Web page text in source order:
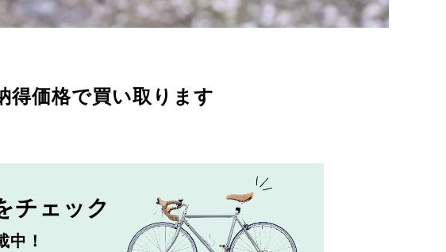
得価格で買い取ります
チェック
中！